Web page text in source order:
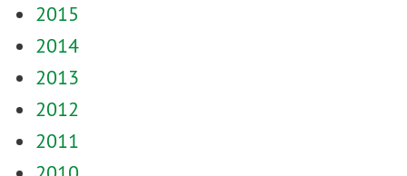
2015
2014
2013
2012
2011